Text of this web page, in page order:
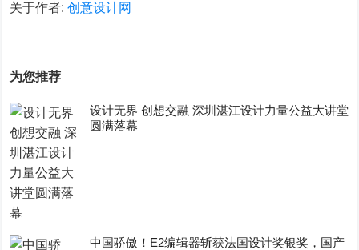
关于作者:创意设计网
为您推荐
设计无界 创想交融 深圳湛江设计力量公益大讲堂
圆满落幕
中国骄傲！E2编辑器斩获法国设计奖银奖，国产